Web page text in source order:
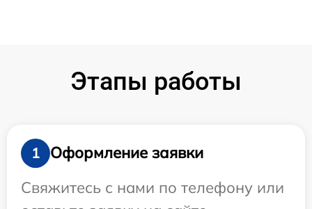
Этапы работы
1
Оформление заявки
Свяжитесь с нами по телефону или